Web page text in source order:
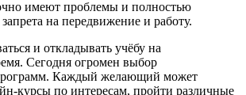
имеют проблемы и полностью
на передвижение и работу.
и откладывать учёбу на
Сегодня огромен выбор
Каждый желающий может
курсы по интересам, пройти различные